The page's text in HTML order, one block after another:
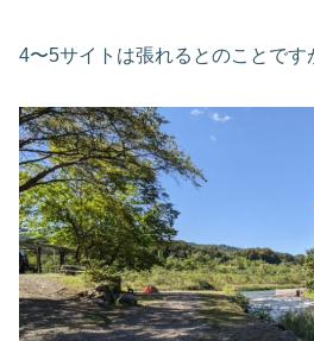
4〜5サイトは張れるとのことです